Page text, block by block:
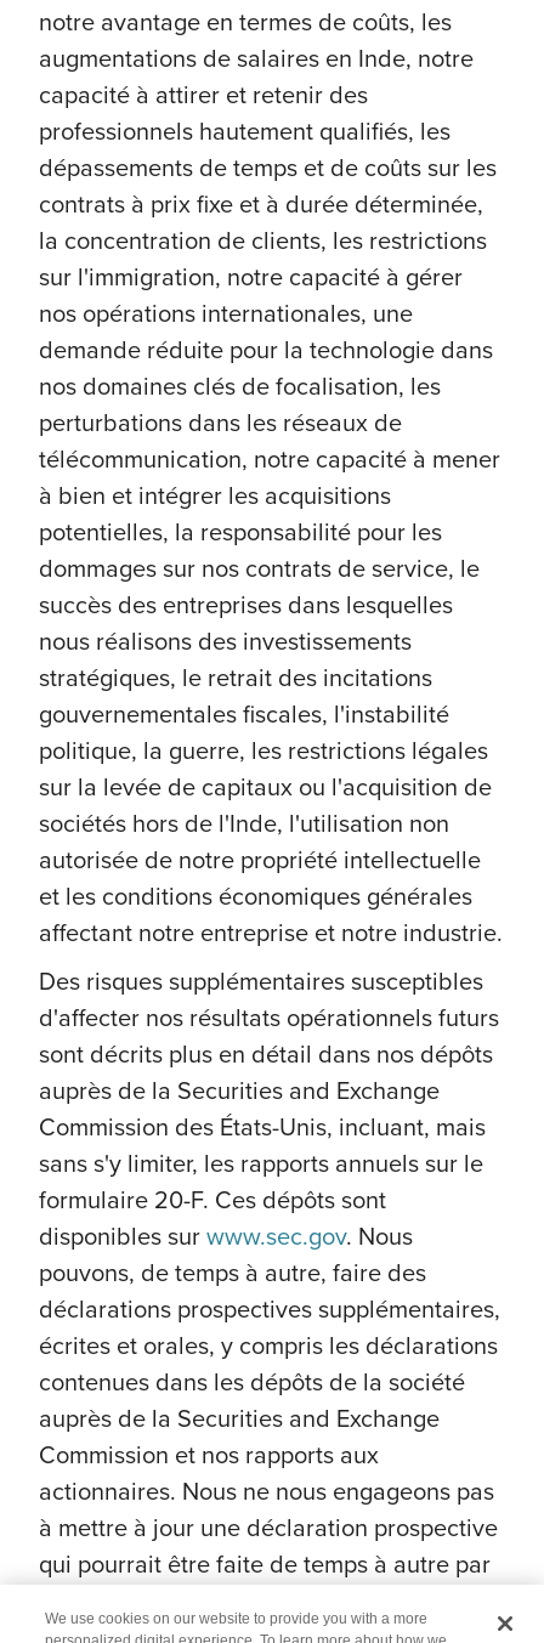
notre avantage en termes de coûts, les
augmentations de salaires en Inde, notre
capacité à attirer et retenir des
professionnels hautement qualifiés, les
dépassements de temps et de coûts sur les
contrats à prix fixe et à durée déterminée,
la concentration de clients, les restrictions
sur l'immigration, notre capacité à gérer
nos opérations internationales, une
demande réduite pour la technologie dans
nos domaines clés de focalisation, les
perturbations dans les réseaux de
télécommunication, notre capacité à mener
à bien et intégrer les acquisitions
potentielles, la responsabilité pour les
dommages sur nos contrats de service, le
succès des entreprises dans lesquelles
nous réalisons des investissements
stratégiques, le retrait des incitations
gouvernementales fiscales, l'instabilité
politique, la guerre, les restrictions légales
sur la levée de capitaux ou l'acquisition de
sociétés hors de l'Inde, l'utilisation non
autorisée de notre propriété intellectuelle
et les conditions économiques générales
affectant notre entreprise et notre industrie.
Des risques supplémentaires susceptibles
d'affecter nos résultats opérationnels futurs
sont décrits plus en détail dans nos dépôts
auprès de la Securities and Exchange
Commission des États-Unis, incluant, mais
sans s'y limiter, les rapports annuels sur le
formulaire 20-F. Ces dépôts sont
disponibles surwww.sec.gov. Nous
pouvons, de temps à autre, faire des
déclarations prospectives supplémentaires,
écrites et orales, y compris les déclarations
contenues dans les dépôts de la société
auprès de la Securities and Exchange
Commission et nos rapports aux
actionnaires. Nous ne nous engageons pas
à mettre à jour une déclaration prospective
qui pourrait être faite de temps à autre par
We use cookies on our website to provide you with a more